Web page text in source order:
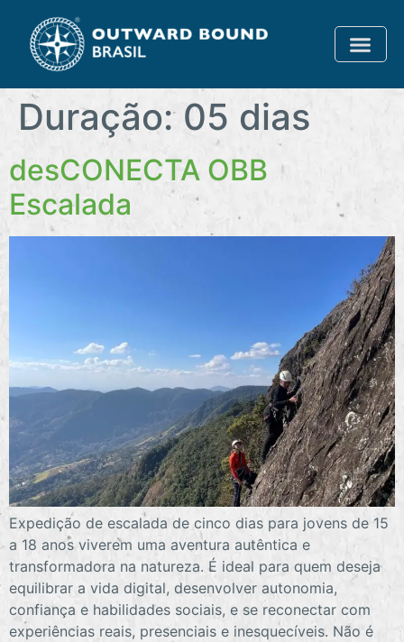
Duração: 05 dias
desCONECTA OBB
Escalada
Expedição de escalada de cinco dias para jovens de 15
a 18 anos viverem uma aventura autêntica e
transformadora na natureza. É ideal para quem deseja
equilibrar a vida digital, desenvolver autonomia,
confiança e habilidades sociais, e se reconectar com
experiências reais, presenciais e inesquecíveis. Não é